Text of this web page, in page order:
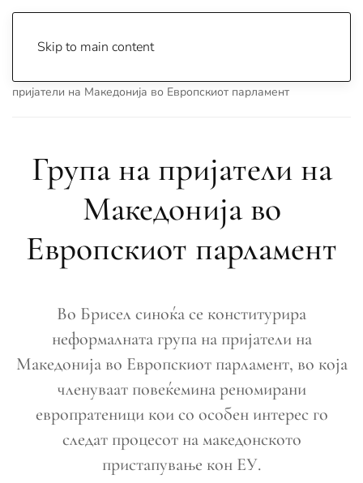
Skip to main content
пријатели на Македонија во Европскиот парламент
Група на пријатели на
Македонија во
Европскиот парламент
Во Брисел синоќа се конститурира
неформалната група на пријатели на
Македонија во Европскиот парламент, во која
членуваат повеќемина реномирани
европратеници кои со особен интерес го
следат процесот на македонското
пристапување кон ЕУ.